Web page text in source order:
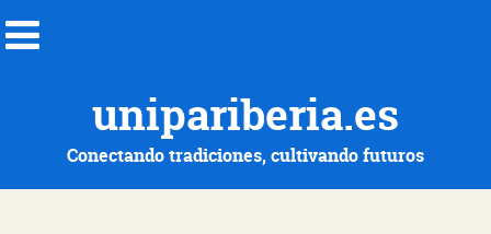
unipariberia.es
Conectando tradiciones, cultivando futuros